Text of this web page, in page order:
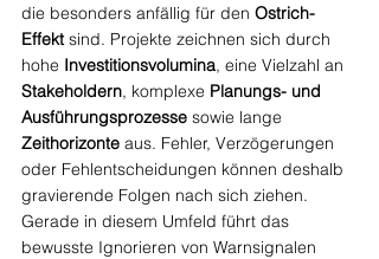
die besonders anfällig für den Ostrich-
Effekt sind. Projekte zeichnen sich durch
hohe Investitionsvolumina, eine Vielzahl an
Stakeholdern, komplexe Planungs- und
Ausführungsprozesse sowie lange
Zeithorizonte aus. Fehler, Verzögerungen
oder Fehlentscheidungen können deshalb
gravierende Folgen nach sich ziehen.
Gerade in diesem Umfeld führt das
bewusste Ignorieren von Warnsignalen